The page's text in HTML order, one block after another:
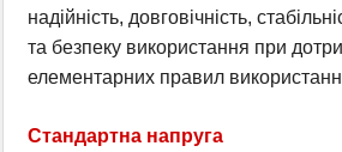
надійність, довговічність,
та безпеку використання при
елементарних правил
Стандартна напруга